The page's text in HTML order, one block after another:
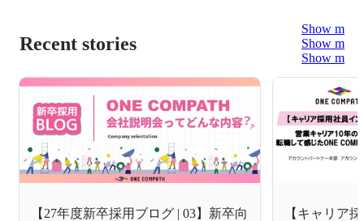
Recent stories
Show more
Show more
Show more
【27年度新卒採用ブログ | 03】新卒向
【キャリア